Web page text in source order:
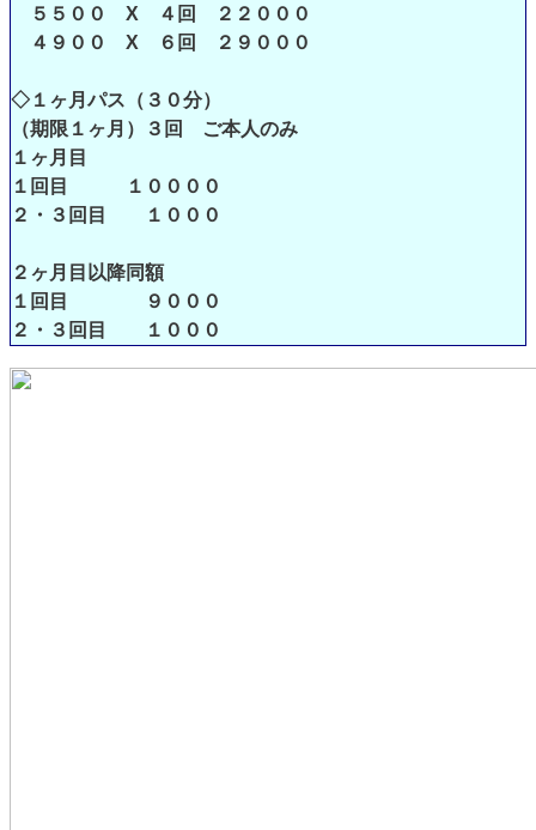
５５００ X ４回 ２２０００
４９００ X ６回 ２９０００
◇１ヶ月パス（３０分）
（期限１ヶ月）３回 ご本人のみ
１ヶ月目
１回目 １００００
２・３回目 １０００
２ヶ月目以降同額
１回目 ９０００
２・３回目 １０００